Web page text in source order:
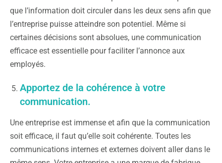
que l’information doit circuler dans les deux sens afin que
l’entreprise puisse atteindre son potentiel. Même si
certaines décisions sont absolues, une communication
efficace est essentielle pour faciliter l’annonce aux
employés.
Apportez de la cohérence à votre
communication.
Une entreprise est immense et afin que la communication
soit efficace, il faut qu’elle soit cohérente. Toutes les
communications internes et externes doivent aller dans le